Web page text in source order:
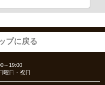
プに戻る
～19:00
曜日・祝日